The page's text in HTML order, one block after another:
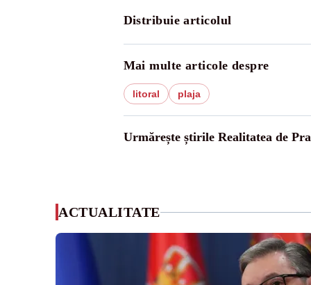
Distribuie articolul
Mai multe articole despre
litoral plaja
Urmărește știrile Realitatea de
ACTUALITATE